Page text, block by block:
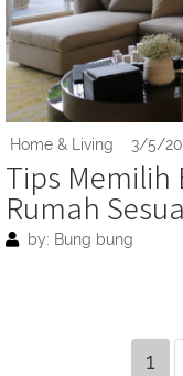
Home & Living 3/5/
Tips
Rumah
by: Bung bung
1